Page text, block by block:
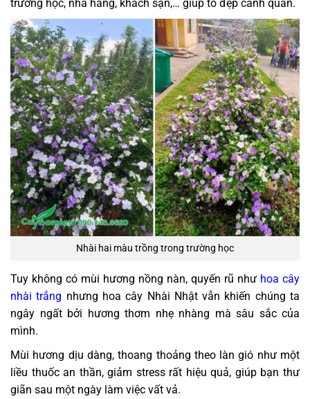
trường học, nhà hàng, khách sạn,… giúp tô đẹp cảnh quan.
Nhài hai màu trồng trong trường học
Tuy không có mùi hương nồng nàn, quyến rũ như hoa cây
nhài trắng nhưng hoa cây Nhài Nhật vẫn khiến chúng ta
ngây ngất bởi hương thơm nhẹ nhàng mà sâu sắc của
mình.
Mùi hương dịu dàng, thoang thoảng theo làn gió như một
liều thuốc an thần, giảm stress rất hiệu quả, giúp bạn thư
giãn sau một ngày làm việc vất vả.